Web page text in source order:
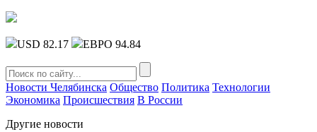
USD 82.17 ЕВРО 94.84
Новости Челябинска Общество Политика Технологии
Экономика Происшествия В России
Другие новости